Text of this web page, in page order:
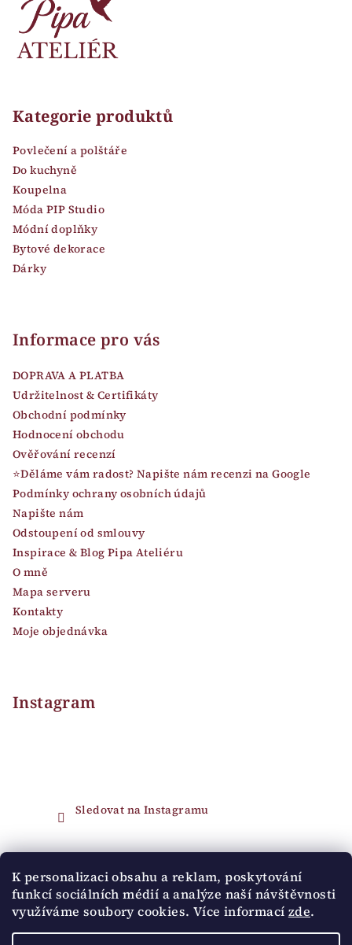
K personalizaci obsahu a reklam, poskytování
funkcí sociálních médií a analýze naší návštěvnosti
využíváme soubory cookies. Více informací zde.
Kategorie produktů
Povlečení a polštáře
Do kuchyně
Koupelna
Móda PIP Studio
Módní doplňky
Bytové dekorace
Dárky
Informace pro vás
DOPRAVA A PLATBA
Udržitelnost & Certifikáty
Obchodní podmínky
Hodnocení obchodu
Ověřování recenzí
⭐Děláme vám radost? Napište nám recenzi na Google
Podmínky ochrany osobních údajů
Napište nám
Odstoupení od smlouvy
Inspirace & Blog Pipa Ateliéru
O mně
Mapa serveru
Kontakty
Moje objednávka
Instagram
Sledovat na Instagramu
Přijímáme online platby